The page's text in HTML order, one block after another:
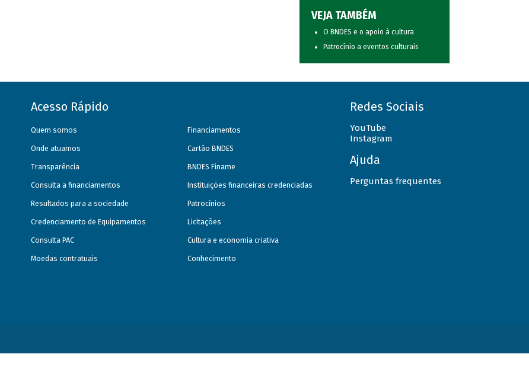
VEJA TAMBÉM
O BNDES e o apoio à cultura
Patrocínio a eventos culturais
Acesso Rápido
Quem somos
Onde atuamos
Transparência
Consulta a financiamentos
Resultados para a sociedade
Credenciamento de Equipamentos
Consulta PAC
Moedas contratuais
Financiamentos
Cartão BNDES
BNDES Finame
Instituições financeiras credenciadas
Patrocínios
Licitações
Cultura e economia criativa
Conhecimento
Redes Sociais
YouTube
Instagram
Ajuda
Perguntas frequentes